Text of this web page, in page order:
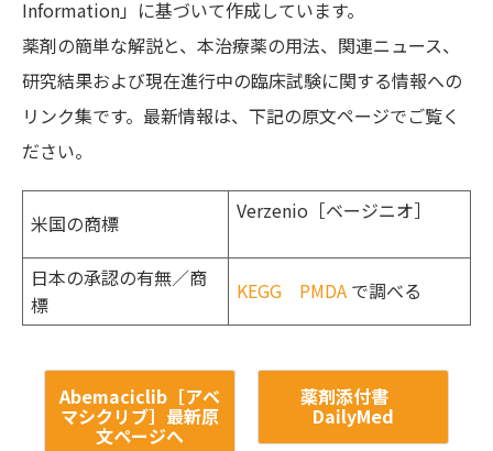
Information」に基づいて作成しています。
薬剤の簡単な解説と、本治療薬の用法、関連ニュース、
研究結果および現在進行中の臨床試験に関する情報への
リンク集です。最新情報は、下記の原文ページでご覧く
ださい。
米国の商標 Verzenio［ベージニオ］
日本の承認の有無／商
標
KEGG PMDA で調べる
Abemaciclib［アベ
マシクリブ］最新原
文ページへ
薬剤添付書
DailyMed